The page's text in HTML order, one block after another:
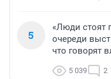
5
«Люди стоят
очереди
что говорят
5 039 2